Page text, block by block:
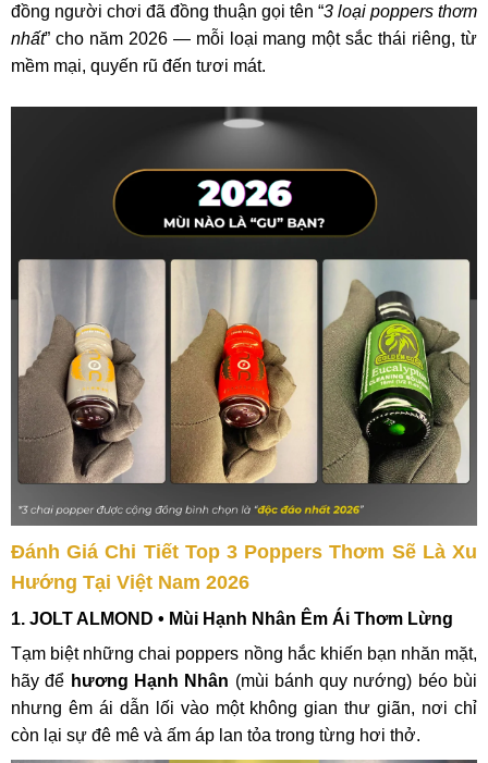
đồng người chơi đã đồng thuận gọi tên “3 loại poppers thơm
nhất” cho năm 2026 — mỗi loại mang một sắc thái riêng, từ
mềm mại, quyến rũ đến tươi mát.
Đánh Giá Chi Tiết Top 3 Poppers Thơm Sẽ Là Xu
Hướng Tại Việt Nam 2026
1. JOLT ALMOND • Mùi Hạnh Nhân Êm Ái Thơm Lừng
Tạm biệt những chai poppers nồng hắc khiến bạn nhăn mặt,
hãy để hương Hạnh Nhân (mùi bánh quy nướng) béo bùi
nhưng êm ái dẫn lối vào một không gian thư giãn, nơi chỉ
còn lại sự đê mê và ấm áp lan tỏa trong từng hơi thở.